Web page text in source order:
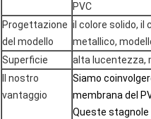
PVC
Progettazione
del modello
il colore solido, il
metallico,
Superficie
alta lucentezza,
Il nostro
vantaggio
Siamo
membrana del
Queste stagnole